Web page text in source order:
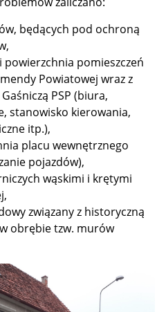
będących pod ochroną
powierzchnia pomieszczeń
Powiatowej wraz z
PSP (biura,
stanowisko kierowania,
itp.),
placu wewnętrznego
pojazdów),
wąskimi i krętymi
związany z historyczną
obrębie tzw. murów